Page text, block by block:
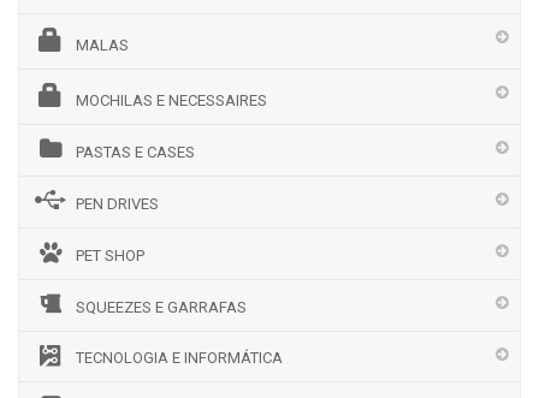
MALAS
MOCHILAS E NECESSAIRES
PASTAS E CASES
PEN DRIVES
PET SHOP
SQUEEZES E GARRAFAS
TECNOLOGIA E INFORMÁTICA